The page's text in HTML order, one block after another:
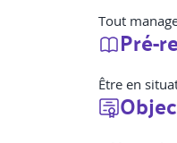
Tout
Pré-
Être en